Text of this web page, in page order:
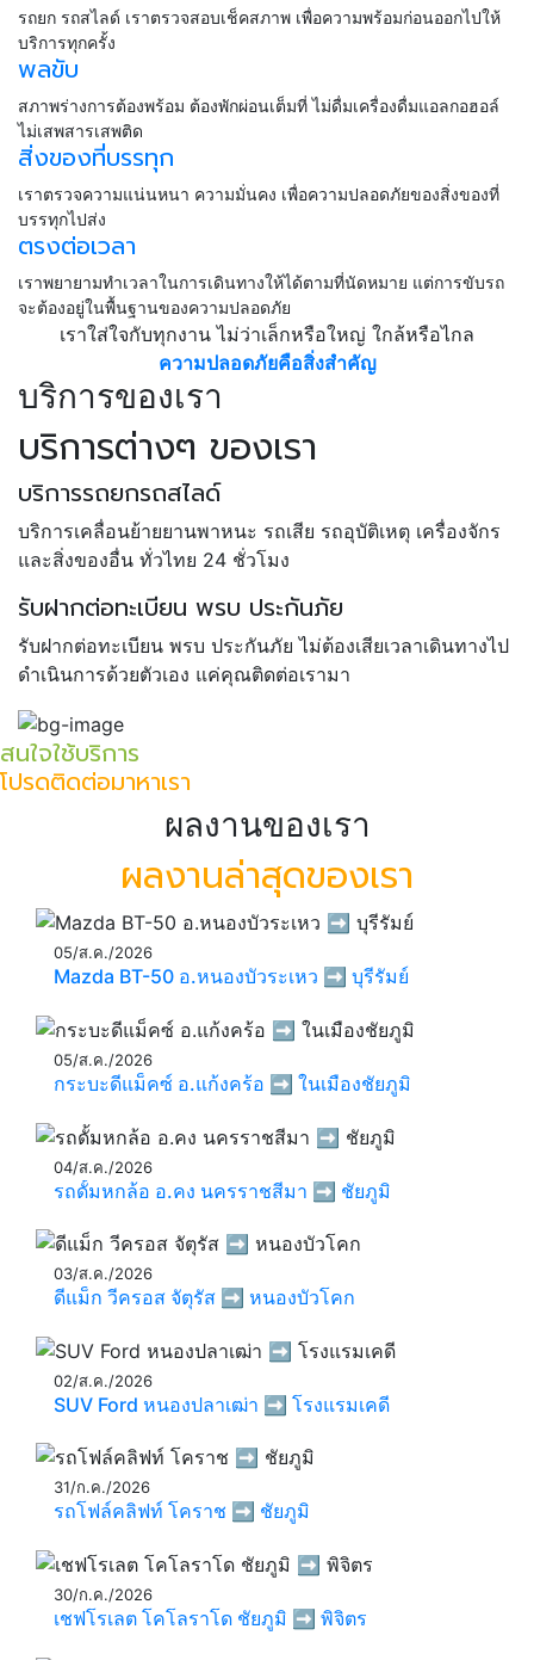
รถยก รถสไลด์ เราตรวจสอบเช็คสภาพ เพื่อความพร้อมก่อนออกไปให้
บริการทุกครั้ง
พลขับ
สภาพร่างการต้องพร้อม ต้องพักผ่อนเต็มที่ ไม่ดื่มเครื่องดื่มแอลกอฮอล์
ไม่เสพสารเสพติด
สิ่งของที่บรรทุก
เราตรวจความแน่นหนา ความมั่นคง เพื่อความปลอดภัยของสิ่งของที่
บรรทุกไปส่ง
ตรงต่อเวลา
เราพยายามทำเวลาในการเดินทางให้ได้ตามที่นัดหมาย แต่การขับรถ
จะต้องอยู่ในพื้นฐานของความปลอดภัย
เราใส่ใจกับทุกงาน ไม่ว่าเล็กหรือใหญ่ ใกล้หรือไกล
ความปลอดภัยคือสิ่งสำคัญ
บริการของเรา
บริการต่างๆ ของเรา
บริการรถยกรถสไลด์
บริการเคลื่อนย้ายยานพาหนะ รถเสีย รถอุบัติเหตุ เครื่องจักร
และสิ่งของอื่น ทั่วไทย 24 ชั่วโมง
รับฝากต่อทะเบียน พรบ ประกันภัย
รับฝากต่อทะเบียน พรบ ประกันภัย ไม่ต้องเสียเวลาเดินทางไป
ดำเนินการด้วยตัวเอง แค่คุณติดต่อเรามา
สนใจใช้บริการ
โปรดติดต่อมาหาเรา
ผลงานของเรา
ผลงานล่าสุดของเรา
05/ส.ค./2026
Mazda BT-50 อ.หนองบัวระเหว ➡️ บุรีรัมย์
05/ส.ค./2026
กระบะดีแม็คซ์ อ.แก้งคร้อ ➡️ ในเมืองชัยภูมิ
04/ส.ค./2026
รถดั้มหกล้อ อ.คง นครราชสีมา ➡️ ชัยภูมิ
03/ส.ค./2026
ดีแม็ก วีครอส จัตุรัส ➡️ หนองบัวโคก
02/ส.ค./2026
SUV Ford หนองปลาเฒ่า ➡️ โรงแรมเคดี
31/ก.ค./2026
รถโฟล์คลิฟท์ โคราช ➡️ ชัยภูมิ
30/ก.ค./2026
เชฟโรเลต โคโลราโด ชัยภูมิ ➡️ พิจิตร